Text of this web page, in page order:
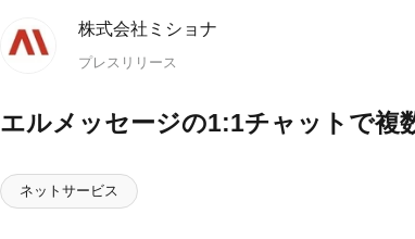
株式会社ミショナ
プレスリリース
エルメッセージの1:1チャットで複
ネットサービス